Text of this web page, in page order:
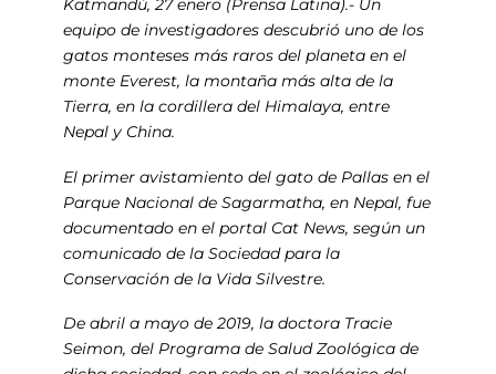
Katmandú, 27 enero (Prensa Latina).- Un
equipo de investigadores descubrió uno de los
gatos monteses más raros del planeta en el
monte Everest, la montaña más alta de la
Tierra, en la cordillera del Himalaya, entre
Nepal y China.
El primer avistamiento del gato de Pallas en el
Parque Nacional de Sagarmatha, en Nepal, fue
documentado en el portal Cat News, según un
comunicado de la Sociedad para la
Conservación de la Vida Silvestre.
De abril a mayo de 2019, la doctora Tracie
Seimon, del Programa de Salud Zoológica de